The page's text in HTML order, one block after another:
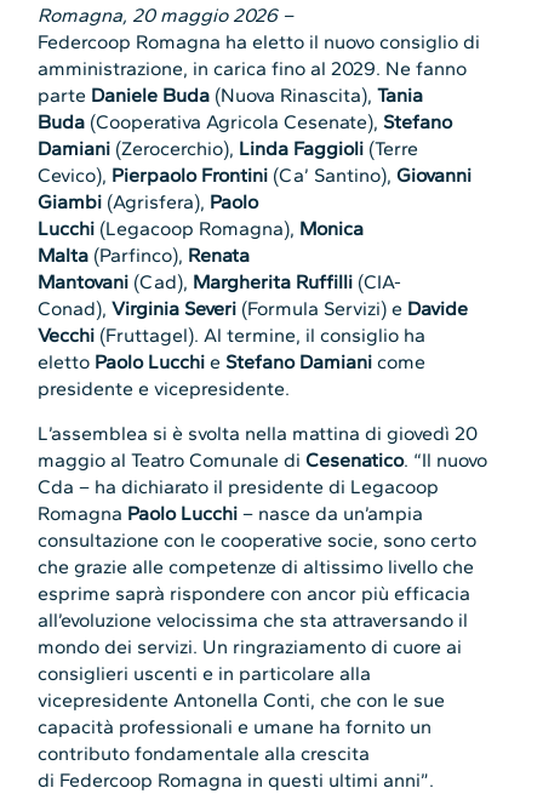
Romagna, 20 maggio 2026 –
Federcoop Romagna ha eletto il nuovo consiglio di
amministrazione, in carica fino al 2029. Ne fanno
parte Daniele Buda (Nuova Rinascita),Tania
Buda (Cooperativa Agricola Cesenate), Stefano
Damiani (Zerocerchio), Linda Faggioli (Terre
Cevico), Pierpaolo Frontini (Ca’ Santino),Giovanni
Giambi (Agrisfera), Paolo
Lucchi (Legacoop Romagna), Monica
Malta (Parfinco), Renata
Mantovani (Cad), Margherita Ruffilli (CIA-
Conad),Virginia Severi (Formula Servizi) e Davide
Vecchi (Fruttagel). Al termine, il consiglio ha
eletto Paolo Lucchi e Stefano Damiani come
presidente e vicepresidente.
L’assemblea si è svolta nella mattina di giovedì 20
maggio al Teatro Comunale diCesenatico. “Il nuovo
Cda – ha dichiarato il presidente di Legacoop
Romagna Paolo Lucchi – nasce da un’ampia
consultazione con le cooperative socie, sono certo
che grazie alle competenze di altissimo livello che
esprime saprà rispondere con ancor più efficacia
all’evoluzione velocissima che sta attraversando il
mondo dei servizi. Un ringraziamento di cuore ai
consiglieri uscenti e in particolare alla
vicepresidente Antonella Conti, che con le sue
capacità professionali e umane ha fornito un
contributo fondamentale alla crescita
di Federcoop Romagna in questi ultimi anni”.